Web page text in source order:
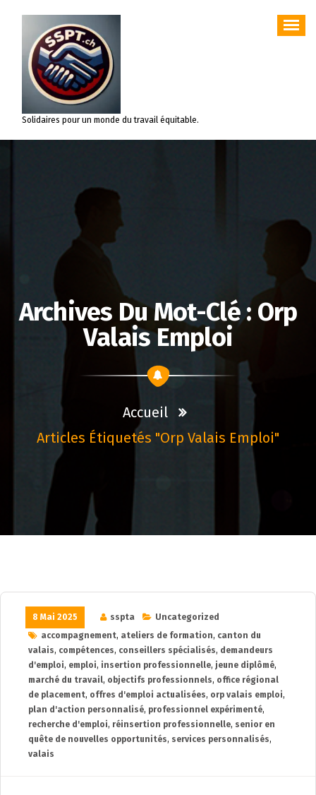
contenu
Solidaires pour un monde du travail équitable.
Archives Du Mot-Clé : Orp
Valais Emploi
Accueil
Articles Étiquetés "orp Valais Emploi"
8 Mai 2025 sspta
Uncategorized
accompagnement, ateliers de formation, canton du
valais, compétences, conseillers spécialisés, demandeurs
d'emploi, emploi, insertion professionnelle, jeune diplômé,
marché du travail, objectifs professionnels, office régional
de placement, offres d'emploi actualisées, orp valais emploi,
plan d'action personnalisé, professionnel expérimenté,
recherche d'emploi, réinsertion professionnelle, senior en
quête de nouvelles opportunités, services personnalisés,
valais